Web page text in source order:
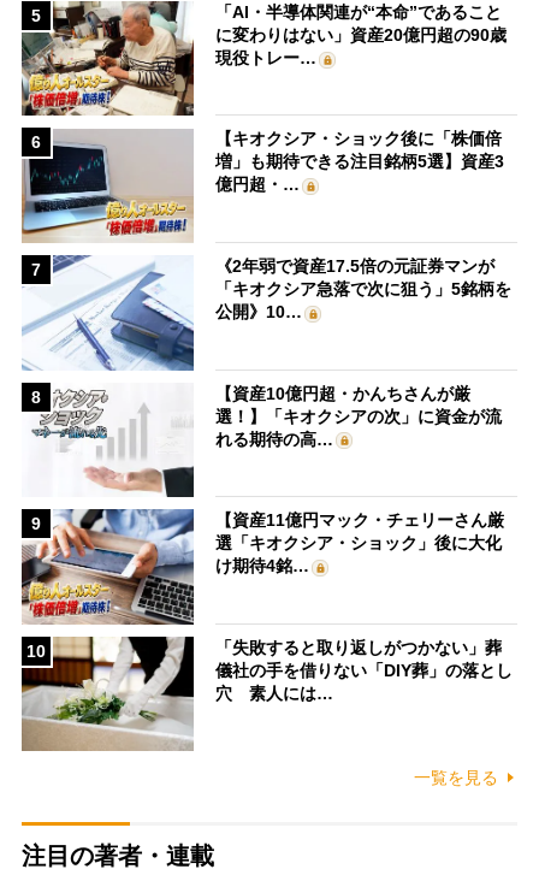
5
「AI・半導体関連が“本命”であること
に変わりはない」資産20億円超の90歳
現役トレー…
6
【キオクシア・ショック後に「株価倍
増」も期待できる注目銘柄5選】資産3
億円超・…
7
《2年弱で資産17.5倍の元証券マンが
「キオクシア急落で次に狙う」5銘柄を
公開》10…
8
【資産10億円超・かんちさんが厳
選！】「キオクシアの次」に資金が流
れる期待の高…
9
【資産11億円マック・チェリーさん厳
選「キオクシア・ショック」後に大化
け期待4銘…
10
「失敗すると取り返しがつかない」葬
儀社の手を借りない「DIY葬」の落とし
穴 素人には…
一覧を見る
注目の著者・連載